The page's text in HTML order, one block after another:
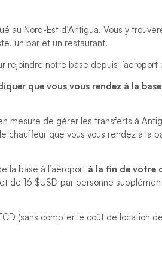
au Nord-Est d’Antigua. Vous y
un bar et un restaurant.
notre base depuis l’aéroport
que vous vous rendez à la
mesure de gérer les transferts à
chauffeur que vous vous rendez à la
la base à l’aéroport à la fin de votre
de 16 $USD par personne
(sans compter le coût de location